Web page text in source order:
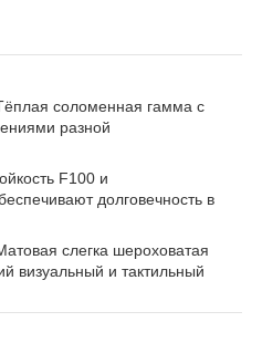
соломенная гамма с
разной
F100 и
долговечность в
слегка шероховатая
визуальный и тактильный